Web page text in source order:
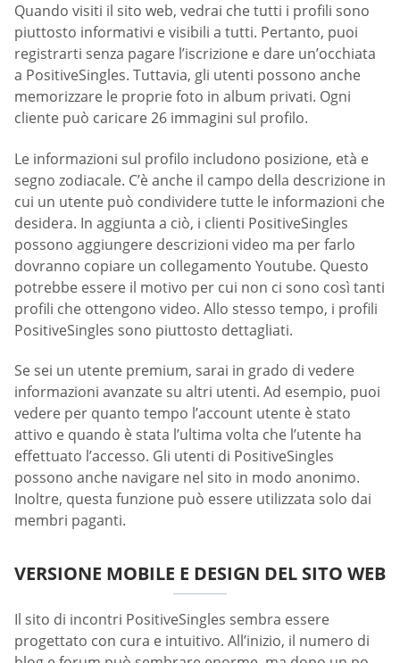
Quando visiti il sito web, vedrai che tutti i profili sono
piuttosto informativi e visibili a tutti. Pertanto, puoi
registrarti senza pagare l’iscrizione e dare un’occhiata
a PositiveSingles. Tuttavia, gli utenti possono anche
memorizzare le proprie foto in album privati. Ogni
cliente può caricare 26 immagini sul profilo.
Le informazioni sul profilo includono posizione, età e
segno zodiacale. C’è anche il campo della descrizione in
cui un utente può condividere tutte le informazioni che
desidera. In aggiunta a ciò, i clienti PositiveSingles
possono aggiungere descrizioni video ma per farlo
dovranno copiare un collegamento Youtube. Questo
potrebbe essere il motivo per cui non ci sono così tanti
profili che ottengono video. Allo stesso tempo, i profili
PositiveSingles sono piuttosto dettagliati.
Se sei un utente premium, sarai in grado di vedere
informazioni avanzate su altri utenti. Ad esempio, puoi
vedere per quanto tempo l’account utente è stato
attivo e quando è stata l’ultima volta che l’utente ha
effettuato l’accesso. Gli utenti di PositiveSingles
possono anche navigare nel sito in modo anonimo.
Inoltre, questa funzione può essere utilizzata solo dai
membri paganti.
VERSIONE MOBILE E DESIGN DEL SITO WEB
Il sito di incontri PositiveSingles sembra essere
progettato con cura e intuitivo. All’inizio, il numero di